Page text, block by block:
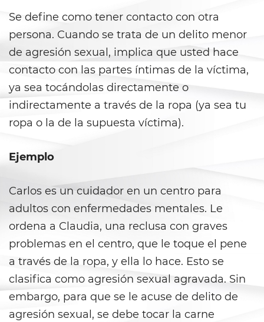
Agresión Doméstica
Amenazas Criminales
Lesión corporal a un cónyuge
Negligencia de Menores
Permanente
Orden de Restricción Temporal
Peligro Infantil
Publicar Información Dañina
En Internet
Se define como tener contacto con otra
persona. Cuando se trata de un delito menor
de agresión sexual, implica que usted hace
contacto con las partes íntimas de la víctima,
ya sea tocándolas directamente o
indirectamente a través de la ropa (ya sea tu
ropa o la de la supuesta víctima).
Ejemplo
Carlos es un cuidador en un centro para
adultos con enfermedades mentales. Le
ordena a Claudia, una reclusa con graves
problemas en el centro, que le toque el pene
a través de la ropa, y ella lo hace. Esto se
clasifica como agresión sexual agravada. Sin
embargo, para que se le acuse de delito de
agresión sexual, se debe tocar la carne